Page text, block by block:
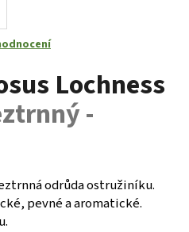
Lochness
-
odrůda ostružiníku.
pevné a aromatické.